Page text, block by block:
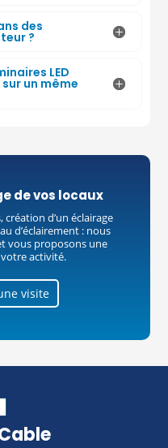
des
?
LED
un même
de vos locaux
d’un éclairage
d’éclairement : nous
vous proposons une
activité.
visite